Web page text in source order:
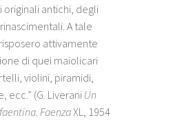
antichi, degli
A tale
attivamente
di quei maiolicari
violini, piramidi,
ecc.” (G. Liverani Un
faentina. FaenzaXL, 1954